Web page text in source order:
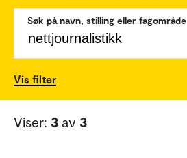
Søk på navn, stilling eller fagområde
Vis filter
Viser: 3 av 3